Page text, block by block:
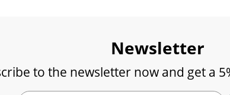
Newsletter
to the newsletter now and get a